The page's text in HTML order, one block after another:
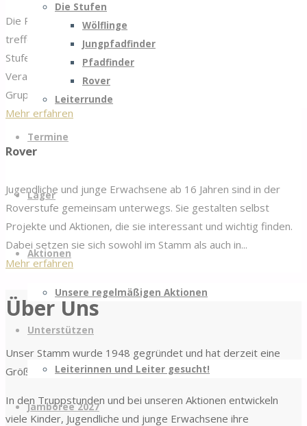
Die Stufen
Wölflinge
Jungpfadfinder
Pfadfinder
Rover
Leiterrunde
Termine
Lager
Aktionen
Unsere regelmäßigen Aktionen
Unterstützen
Leiterinnen und Leiter gesucht!
Jamboree 2027
Die Pfadfinderinnen und Pfadfinder sind 13 bis 16 Jahre alt. Sie
treffen sich jeden Mittwoch (18:30 – 20:00 Uhr). In dieser
Stufe übernehmen die Jugendlichen immer mehr
Verantwortung, planen Aktionen und Aktivitäten in der
Gruppe...
Mehr erfahren
Rover
Jugendliche und junge Erwachsene ab 16 Jahren sind in der
Roverstufe gemeinsam unterwegs. Sie gestalten selbst
Projekte und Aktionen, die sie interessant und wichtig finden.
Dabei setzen sie sich sowohl im Stamm als auch in...
Mehr erfahren
Über Uns
Unser Stamm wurde 1948 gegründet und hat derzeit eine
Größe von ca. 80 Mitgliedern.
In den Truppstunden und bei unseren Aktionen entwickeln
viele Kinder, Jugendliche und junge Erwachsene ihre